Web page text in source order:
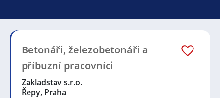
Betonáři, železobetonáři a
příbuzní pracovníci
Zakladstav s.r.o.
Řepy, Praha